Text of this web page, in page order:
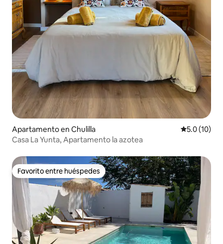
Apartamento en Chulilla Calificación
5.0 (10)
Casa La Yunta, Apartamento la azotea
Favorito entre huéspedes
Favorito entre huéspedes